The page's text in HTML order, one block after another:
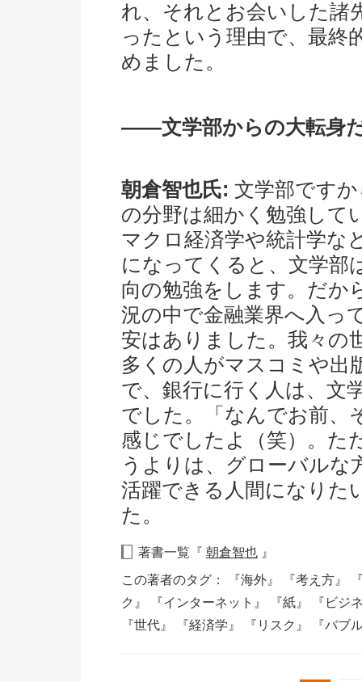
れ、それとお会いした諸
ったという理由で、最終
めました。
――文学部からの大転身
朝倉智也氏: 文学部です
の分野は細かく勉強して
マクロ経済学や統計学な
になってくると、文学部
向の勉強をします。だか
況の中で金融業界へ入っ
安はありました。我々の
多くの人がマスコミや出
で、銀行に行く人は、文
でした。「なんでお前、
感じでしたよ（笑）。た
うよりは、グローバルな
活躍できる人間になりた
た。
著書一覧『 朝倉智也』
この著者のタグ：
『海外』 『考え方』
ク』
『インターネット』 『紙』
『ビジ
『世代』
『経済学』 『リスク』 『バブ